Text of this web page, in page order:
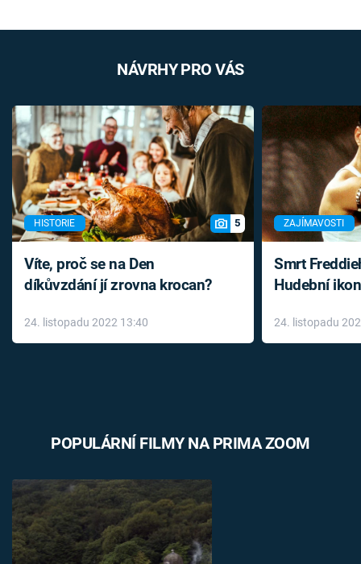
NÁVRHY PRO VÁS
HISTORIE 5
Víte, proč se na Den
díkůvzdání jí zrovna krocan?
24. listopadu 2022 13:40
ZAJÍMAVOSTI
Smrt
Hudební
léky
24. listopadu
POPULÁRNÍ FILMY NA PRIMA ZOOM